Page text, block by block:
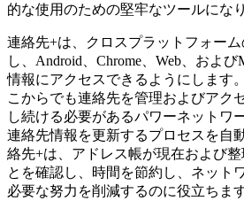
的な使用のための堅牢なツールにな
連絡先+は、クロスプラットフォー
し、Android、Chrome、Web、およ
情報にアクセスできるようにします
こからでも連絡先を管理およびアク
し続ける必要があるパワーネットワ
連絡先情報を更新するプロセスを自
絡先+は、アドレス帳が現在および
とを確認し、時間を節約し、ネット
必要な努力を削減するのに役立ちます